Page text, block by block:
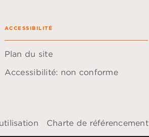
ACCESSIBILITÉ
Plan du site
Accessibilité: non conforme
Charte de référencement